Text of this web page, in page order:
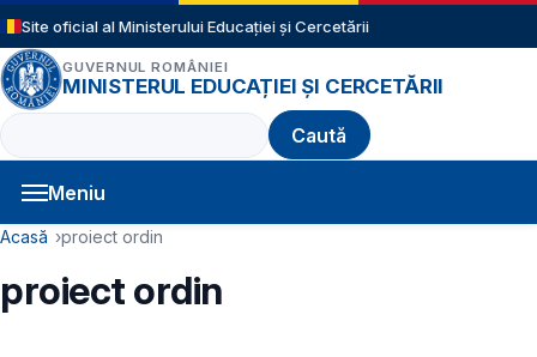
Sari la conținutul principal
Site oficial al Ministerului Educației și Cercetării
GUVERNUL ROMÂNIEI
MINISTERUL EDUCAȚIEI ȘI CERCETĂRII
Caută
Meniu
Navigație principală
Cale de navigare
Acasă proiect ordin
proiect ordin